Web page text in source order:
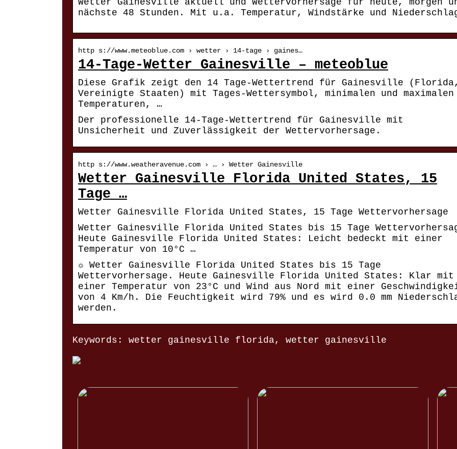
Wetter Gainesville aktuell und Wettervorhersage für heute, morgen
nächste 48 Stunden. Mit u.a. Temperatur, Windstärke und
http s://www.meteoblue.com › wetter › 14-tage › gaines…
14-Tage-Wetter Gainesville – meteoblue
Diese Grafik zeigt den 14 Tage-Wettertrend für Gainesville
Vereinigte Staaten) mit Tages-Wettersymbol, minimalen und maximalen
Temperaturen, …
Der professionelle 14-Tage-Wettertrend für Gainesville mit
Unsicherheit und Zuverlässigkeit der Wettervorhersage.
http s://www.weatheravenue.com › … › Wetter Gainesville
Wetter Gainesville Florida United States, 15
Tage …
Wetter Gainesville Florida United States, 15 Tage Wettervorhersage
Wetter Gainesville Florida United States bis 15 Tage
Heute Gainesville Florida United States: Leicht bedeckt mit einer
Temperatur von 10°C …
☼ Wetter Gainesville Florida United States bis 15 Tage
Wettervorhersage. Heute Gainesville Florida United States: Klar mit
einer Temperatur von 23°C und Wind aus Nord mit einer
von 4 Km/h. Die Feuchtigkeit wird 79% und es wird 0.0 mm
werden.
Keywords: wetter gainesville florida, wetter gainesville